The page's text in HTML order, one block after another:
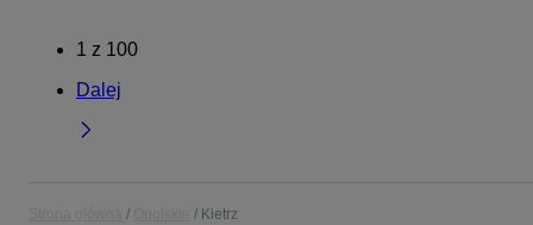
1 z 100
Dalej
Kietrz